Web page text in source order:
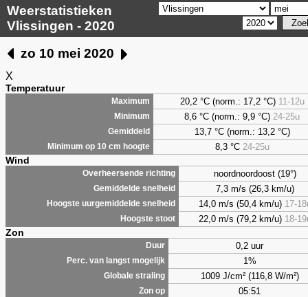
Weerstatistieken
Vlissingen - 2020
zo 10 mei 2020
X
Temperatuur
Maximum 20,2 °C (norm.: 17,2 °C) 11-12u
Minimum 8,6 °C (norm.: 9,9 °C) 24-25u
Gemiddeld 13,7 °C (norm.: 13,2 °C)
Minimum op 10 cm hoogte 8,3°C 24-25u
Wind
Overheersende richting noordnoordoost (19°)
Gemiddelde snelheid 7,3 m/s (26,3 km/u)
Hoogste uurgemiddelde snelheid 14,0 m/s (50,4 km/u) 17-
Hoogste stoot 22,0 m/s (79,2 km/u) 18-
Zon
Duur 0,2 uur
Perc. van langst mogelijk 1%
Globale straling 1009 J/cm² (116,8 W/m²)
Zon op 05:51